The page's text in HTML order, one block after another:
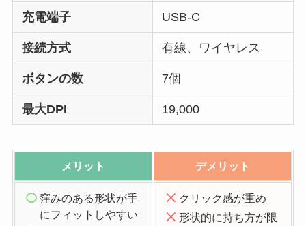
充電端子 USB-C
接続方式 有線、ワイヤレス
ボタンの数 7個
最大DPI 19,000
メリット デメリット
窪みのある形状が手
にフィットしやすい
クリック感が重め
形状的に持ち方が限